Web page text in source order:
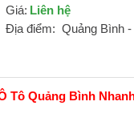
Giá: Liên hệ
Địa điểm: Quảng Bình
Tô Quảng Bình